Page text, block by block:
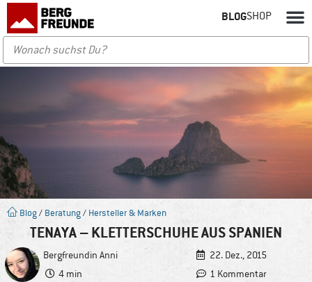
BLOGSHOP
Blog / Beratung / Hersteller & Marken
TENAYA – KLETTERSCHUHE AUS SPANIEN
Bergfreundin Anni
22. Dez., 2015
4 min
1 Kommentar